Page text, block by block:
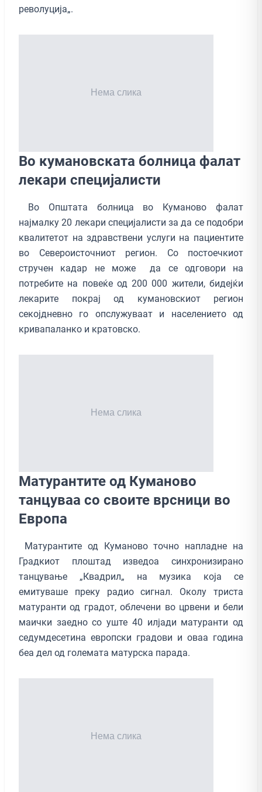
револуција„.
Во кумановската болница фалат
лекари специјалисти
Во Општата болница во Куманово фалат
најмалку 20 лекари специјалисти за да се подобри
квалитетот на здравствени услуги на пациентите
во Североисточниот регион. Со постоечкиот
стручен кадар не може да се одговори на
потребите на повеќе од 200 000 жители, бидејќи
лекарите покрај од кумановскиот регион
секојдневно го опслужуваат и населението од
кривапаланко и кратовско.
Матурантите од Куманово
танцуваа со своите врсници во
Европа
Матурантите од Куманово точно напладне на
Градкиот плоштад изведоа синхронизирано
танцување „Квадрил„ на музика која се
емитуваше преку радио сигнал. Околу триста
матуранти од градот, облечени во црвени и бели
маички заедно со уште 40 илјади матуранти од
седумдесетина европски градови и оваа година
беа дел од големата матурска парада.